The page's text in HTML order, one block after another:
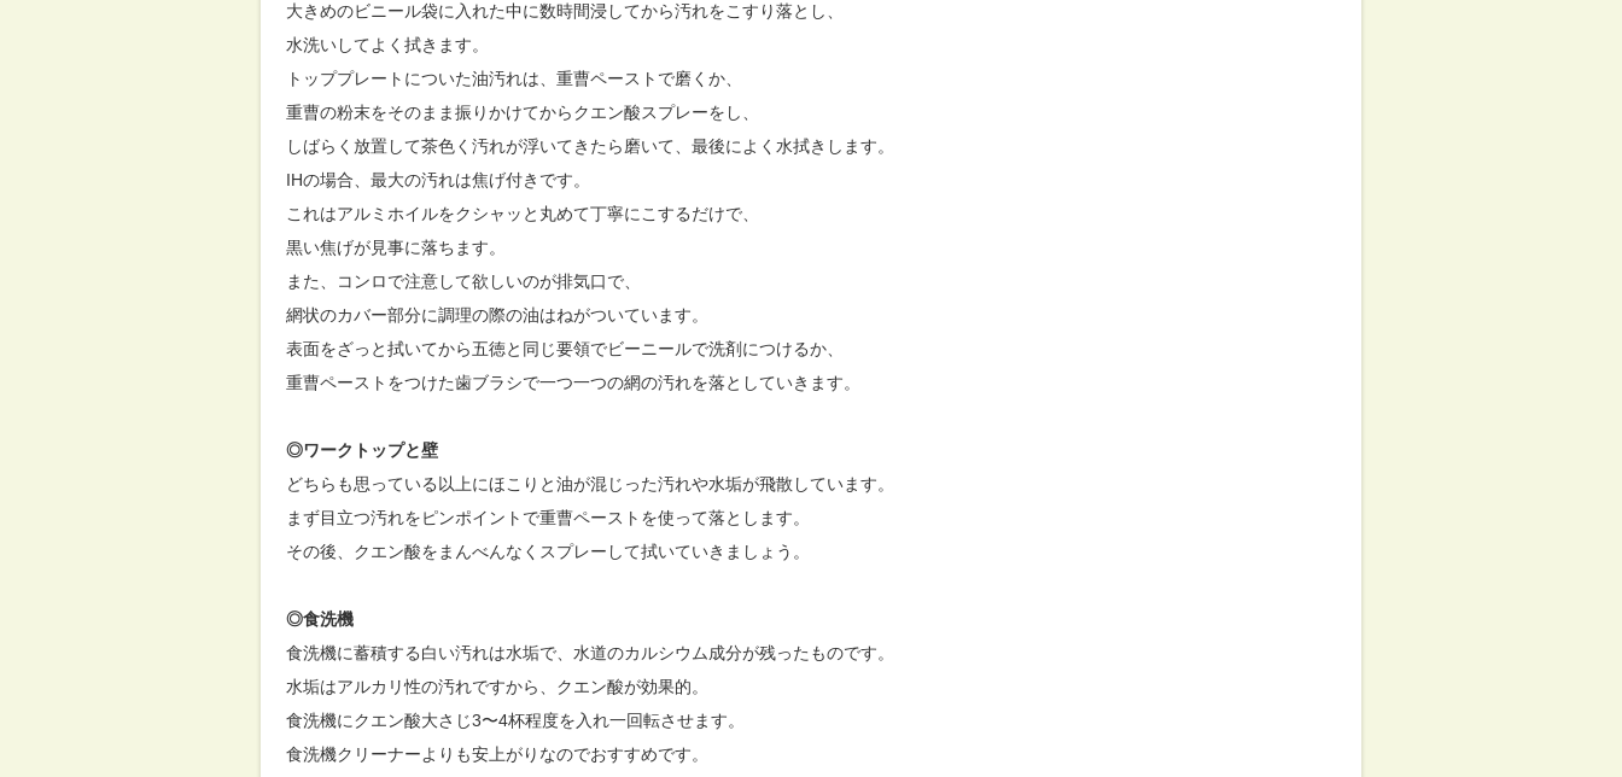
大きめのビニール袋に入れた中に数時間浸してから汚れをこすり落とし、
水洗いしてよく拭きます。
トッププレートについた油汚れは、重曹ペーストで磨くか、
重曹の粉末をそのまま振りかけてからクエン酸スプレーをし、
しばらく放置して茶色く汚れが浮いてきたら磨いて、最後によく水拭きします。
IHの場合、最大の汚れは焦げ付きです。
これはアルミホイルをクシャッと丸めて丁寧にこするだけで、
黒い焦げが見事に落ちます。
また、コンロで注意して欲しいのが排気口で、
網状のカバー部分に調理の際の油はねがついています。
表面をざっと拭いてから五徳と同じ要領でビーニールで洗剤につけるか、
重曹ペーストをつけた歯ブラシで一つ一つの網の汚れを落としていきます。
◎ワークトップと壁
どちらも思っている以上にほこりと油が混じった汚れや水垢が飛散しています。
まず目立つ汚れをピンポイントで重曹ペーストを使って落とします。
その後、クエン酸をまんべんなくスプレーして拭いていきましょう。
◎食洗機
食洗機に蓄積する白い汚れは水垢で、水道のカルシウム成分が残ったものです。
水垢はアルカリ性の汚れですから、クエン酸が効果的。
食洗機にクエン酸大さじ3〜4杯程度を入れ一回転させます。
食洗機クリーナーよりも安上がりなのでおすすめです。